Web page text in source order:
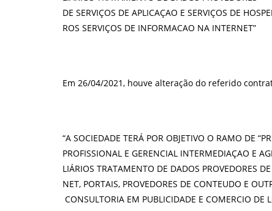
DE SERVIÇOS DE APLICAÇAO E SERVIÇOS DE
ROS SERVIÇOS DE INFORMACAO NA INTERNET”
Em 26/04/2021, houve alteração do referido
“A SOCIEDADE TERÁ POR OBJETIVO O RAMO DE
PROFISSIONAL E GERENCIAL INTERMEDIAÇAO E
LIÁRIOS TRATAMENTO DE DADOS PROVEDORES DE
NET, PORTAIS, PROVEDORES DE CONTEUDO E
CONSULTORIA EM PUBLICIDADE E COMERCIO DE